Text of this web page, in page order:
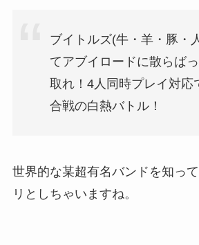
ブイトルズ(牛・羊・豚・
てアブイロードに散らば
取れ！4人同時プレイ対応
合戦の白熱バトル！
世界的な某超有名バンドを知っ
リとしちゃいますね。